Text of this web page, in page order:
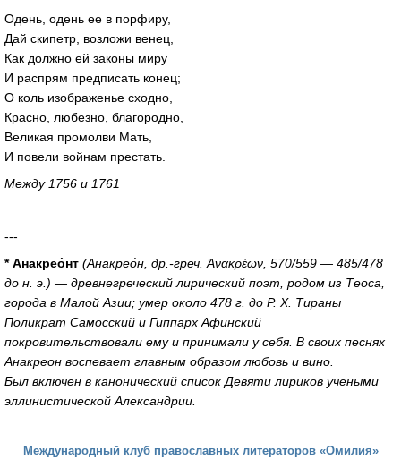
Одень, одень ее в порфиру,
Дай скипетр, возложи венец,
Как должно ей законы миру
И распрям предписать конец;
О коль изображенье сходно,
Красно, любезно, благородно,
Великая промолви Мать,
И повели войнам престать.
Между 1756 и 1761
---
* Анакрео́нт (Анакрео́н, др.-греч. Ἀνακρέων, 570/559 — 485/478
до н. э.) — древнегреческий лирический поэт, родом из Теоса,
города в Малой Азии; умер около 478 г. до Р. X. Тираны
Поликрат Самосский и Гиппарх Афинский
покровительствовали ему и принимали у себя. В своих песнях
Анакреон воспевает главным образом любовь и вино.
Был включен в канонический список Девяти лириков учеными
эллинистической Александрии.
Международный клуб православных литераторов «Омилия»